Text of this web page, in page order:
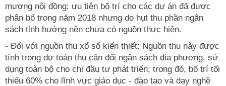
mương nội đồng; ưu tiên bố trí cho các dự án đã được
phân bổ trong năm 2018 nhưng do hụt thu phần ngân
sách tỉnh hưởng nên chưa có nguồn thực hiện.
- Đối với nguồn thu xổ số kiến thiết: Nguồn thu này được
tính trong dự toán thu cân đối ngân sách địa phương, sử
dụng toàn bộ cho chi đầu tư phát triển; trong đó, bố trí tối
thiểu 60% cho lĩnh vực giáo dục - đào tạo và dạy nghề